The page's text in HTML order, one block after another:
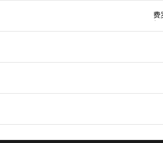
费